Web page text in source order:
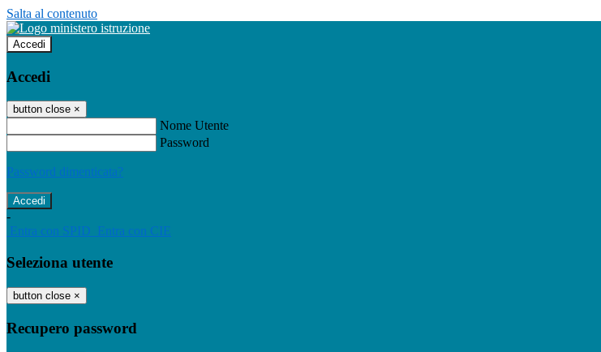
Salta al contenuto
Accedi
Accedi
button close ×
Nome Utente
Password
Password dimenticata?
-
Entra con SPID Entra con CIE
Seleziona utente
button close ×
Recupero password